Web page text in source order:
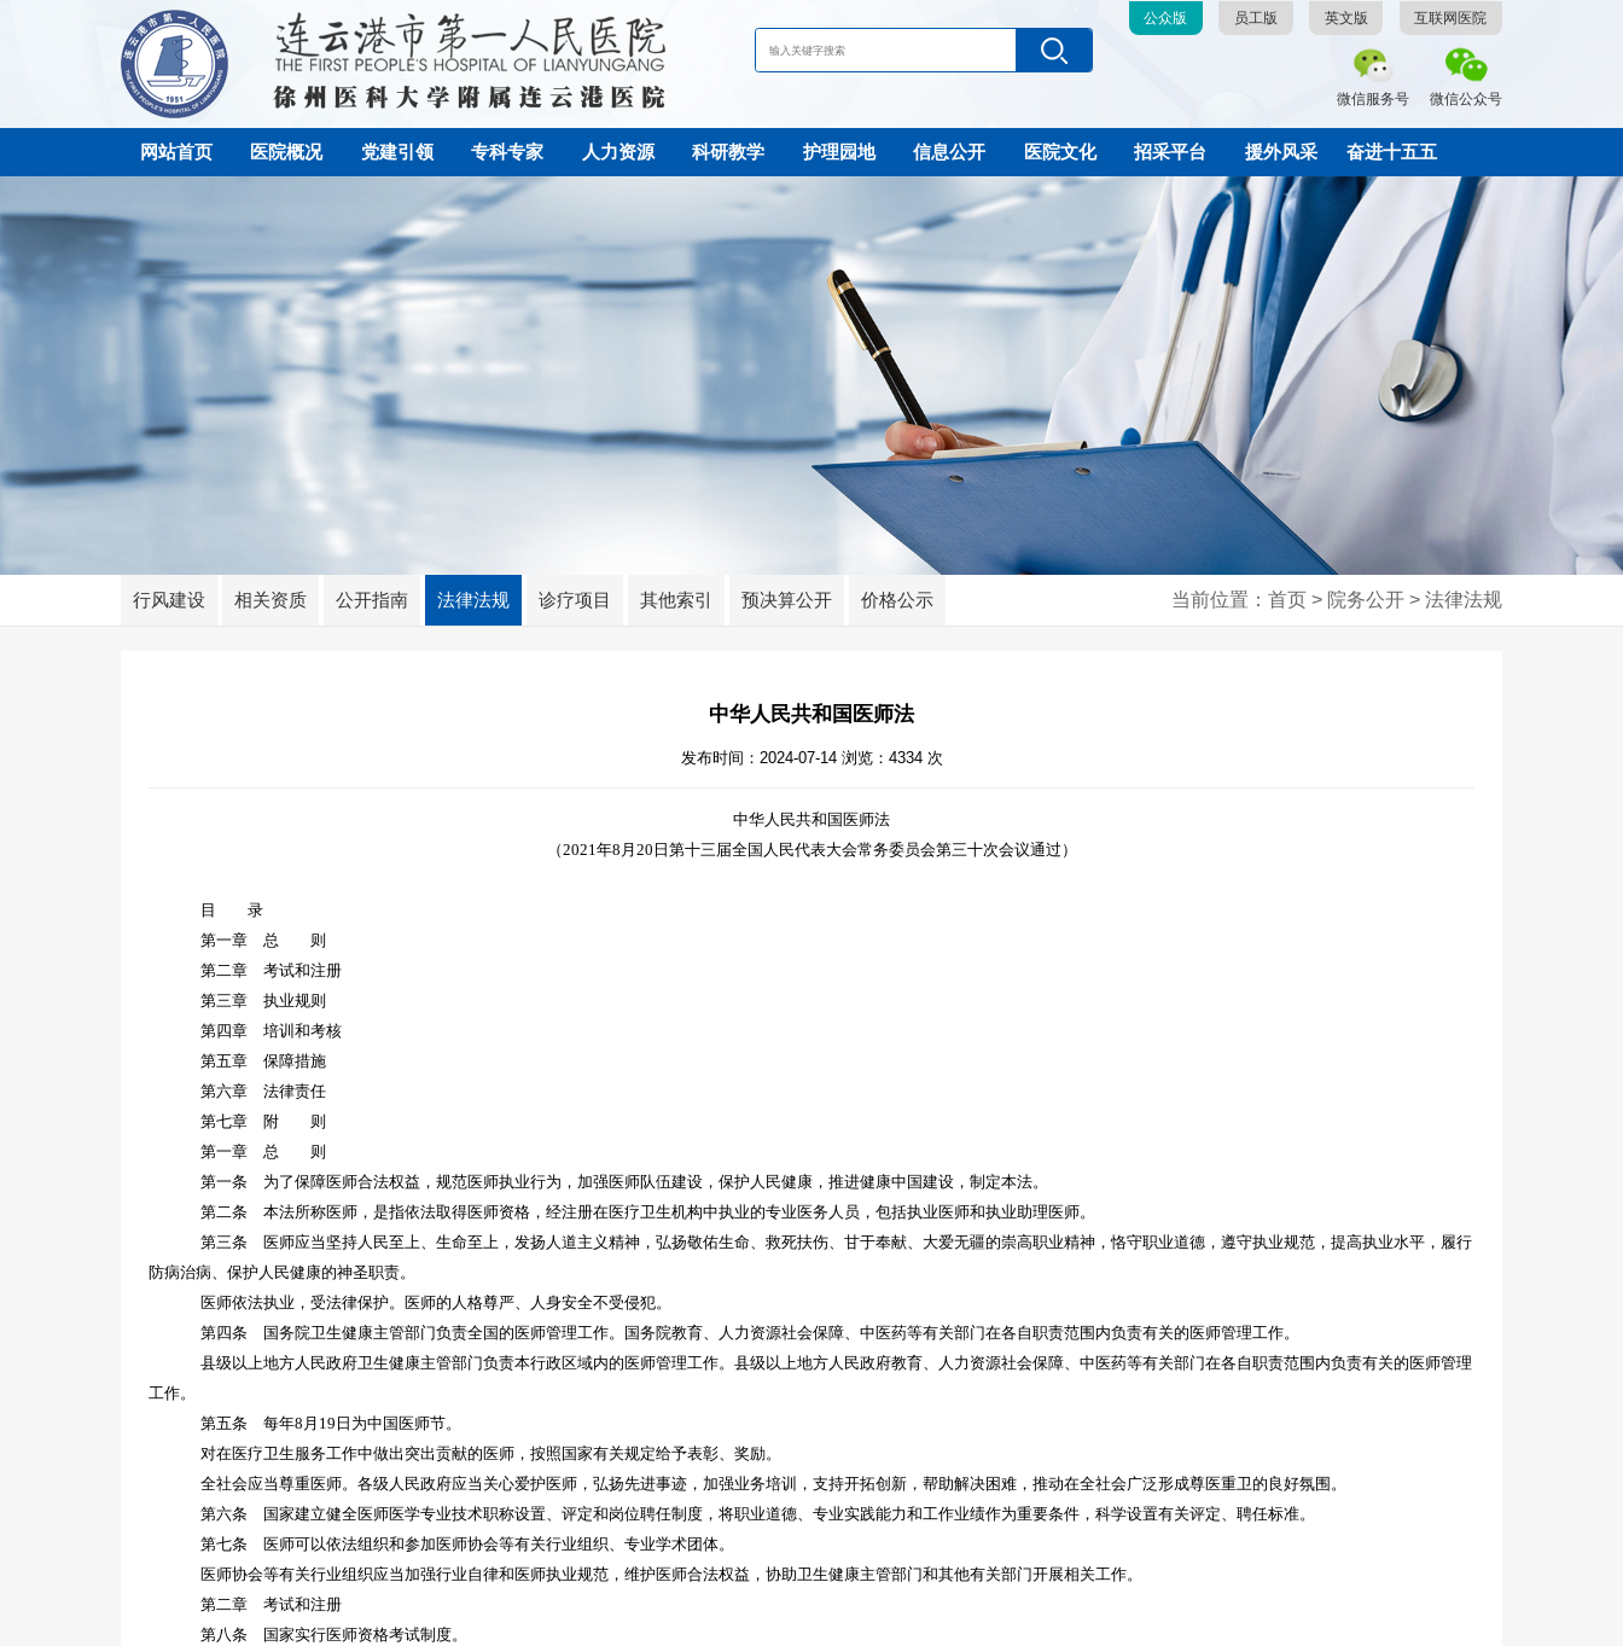
公众版 员工版 英文版 互联网医院
微信服务号 微信公众号
网站首页 医院概况 党建引领 专科专家 人力资源 科研教学 护理园地 信息公开 医院文化 招采平台 援外风采 奋进十五五
行风建设 相关资质 公开指南 法律法规 诊疗项目 其他索引 预决算公开 价格公示 当前位置：首页 > 院务公开 > 法律法规
中华人民共和国医师法
发布时间：2024-07-14 浏览：4334 次
中华人民共和国医师法
（2021年8月20日第十三届全国人民代表大会常务委员会第三十次会议通过）
目 录
第一章 总 则
第二章 考试和注册
第三章 执业规则
第四章 培训和考核
第五章 保障措施
第六章 法律责任
第七章 附 则
第一章 总 则
第一条 为了保障医师合法权益，规范医师执业行为，加强医师队伍建设，保护人民健康，推进健康中国建设，制定本法。
第二条 本法所称医师，是指依法取得医师资格，经注册在医疗卫生机构中执业的专业医务人员，包括执业医师和执业助理医师。
第三条 医师应当坚持人民至上、生命至上，发扬人道主义精神，弘扬敬佑生命、救死扶伤、甘于奉献、大爱无疆的崇高职业精神，恪守职业道德，遵守执业规范，提高执业水平，履行
防病治病、保护人民健康的神圣职责。
医师依法执业，受法律保护。医师的人格尊严、人身安全不受侵犯。
第四条 国务院卫生健康主管部门负责全国的医师管理工作。国务院教育、人力资源社会保障、中医药等有关部门在各自职责范围内负责有关的医师管理工作。
县级以上地方人民政府卫生健康主管部门负责本行政区域内的医师管理工作。县级以上地方人民政府教育、人力资源社会保障、中医药等有关部门在各自职责范围内负责有关的医师管理
工作。
第五条 每年8月19日为中国医师节。
对在医疗卫生服务工作中做出突出贡献的医师，按照国家有关规定给予表彰、奖励。
全社会应当尊重医师。各级人民政府应当关心爱护医师，弘扬先进事迹，加强业务培训，支持开拓创新，帮助解决困难，推动在全社会广泛形成尊医重卫的良好氛围。
第六条 国家建立健全医师医学专业技术职称设置、评定和岗位聘任制度，将职业道德、专业实践能力和工作业绩作为重要条件，科学设置有关评定、聘任标准。
第七条 医师可以依法组织和参加医师协会等有关行业组织、专业学术团体。
医师协会等有关行业组织应当加强行业自律和医师执业规范，维护医师合法权益，协助卫生健康主管部门和其他有关部门开展相关工作。
第二章 考试和注册
第八条 国家实行医师资格考试制度。